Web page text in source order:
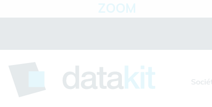
ZOOM
Panneau de gestion des cookies